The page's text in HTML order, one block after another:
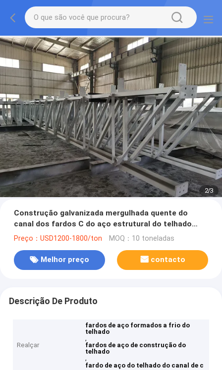
2/3
Construção galvanizada mergulhada quente do
canal dos fardos C do aço estrutural do telhado
formada a frio
Preço：USD1200-1800/ton MOQ：10 toneladas
Melhor preço contacto
Descrição De Produto
Realçar
fardos de aço formados a frio do
telhado
,
fardos de aço de construção do
telhado
,
fardo de aço do telhado do canal de c